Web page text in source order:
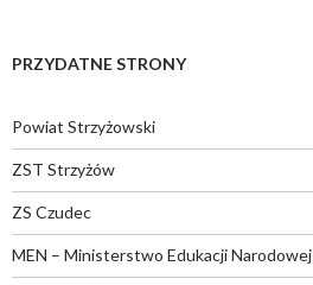
PRZYDATNE STRONY
Powiat Strzyżowski
ZST Strzyżów
ZS Czudec
MEN – Ministerstwo Edukacji Narodowej